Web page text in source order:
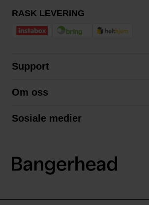
RASK LEVERING
Support
Kjøpsvilkår
Om oss
Sosiale medier
LinkedIn